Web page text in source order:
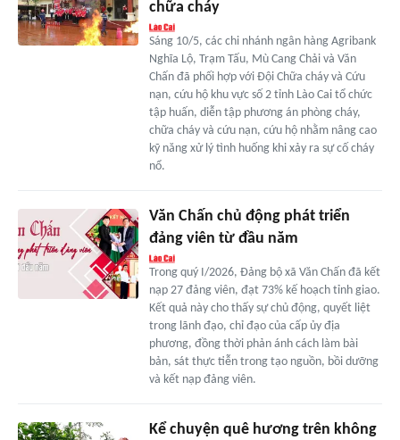
chữa cháy
Sáng 10/5, các chi nhánh ngân hàng Agribank
Nghĩa Lộ, Trạm Tấu, Mù Cang Chải và Văn
Chấn đã phối hợp với Đội Chữa cháy và Cứu
nạn, cứu hộ khu vực số 2 tỉnh Lào Cai tổ chức
tập huấn, diễn tập phương án phòng cháy,
chữa cháy và cứu nạn, cứu hộ nhằm nâng cao
kỹ năng xử lý tình huống khi xảy ra sự cố cháy
nổ.
Văn Chấn chủ động phát triển
đảng viên từ đầu năm
Trong quý I/2026, Đảng bộ xã Văn Chấn đã kết
nạp 27 đảng viên, đạt 73% kế hoạch tỉnh giao.
Kết quả này cho thấy sự chủ động, quyết liệt
trong lãnh đạo, chỉ đạo của cấp ủy địa
phương, đồng thời phản ánh cách làm bài
bản, sát thực tiễn trong tạo nguồn, bồi dưỡng
và kết nạp đảng viên.
Kể chuyện quê hương trên không